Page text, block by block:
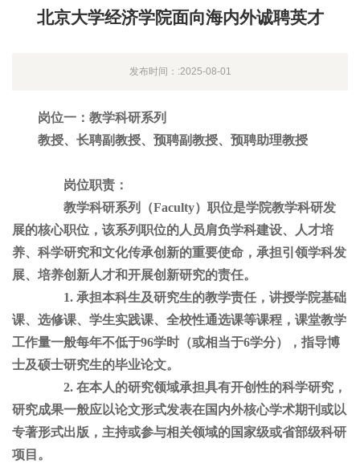
北京大学经济学院面向海内外诚聘英才
发布时间：:2025-08-01
岗位一：教学科研系列
教授、长聘副教授、预聘副教授、预聘助理教授
岗位职责：
教学科研系列（Faculty）职位是学院教学科研发
展的核心职位，该系列职位的人员肩负学科建设、人才培
养、科学研究和文化传承创新的重要使命，承担引领学科发
展、培养创新人才和开展创新研究的责任。
1. 承担本科生及研究生的教学责任，讲授学院基础
课、选修课、学生实践课、全校性通选课等课程，课堂教学
工作量一般每年不低于96学时（或相当于6学分），指导博
士及硕士研究生的毕业论文。
2. 在本人的研究领域承担具有开创性的科学研究，
研究成果一般应以论文形式发表在国内外核心学术期刊或以
专著形式出版，主持或参与相关领域的国家级或省部级科研
项目。